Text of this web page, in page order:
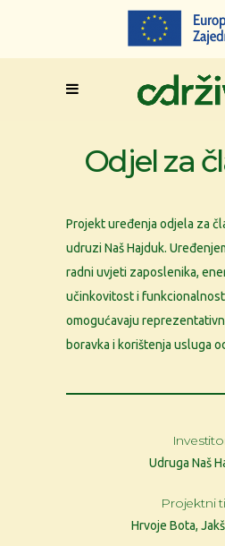
Odjel za
Projekt uređenja odjela za
udruzi Naš Hajduk.
radni uvjeti zaposlenika,
učinkovitost i
omogućavaju
boravka i korištenja usluga
Udruga Naš
Projektni
Hrvoje Bota,